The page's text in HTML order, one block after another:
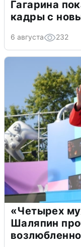
Гагарина
кадры с
6 августа 232
«Четырех
Шаляпин